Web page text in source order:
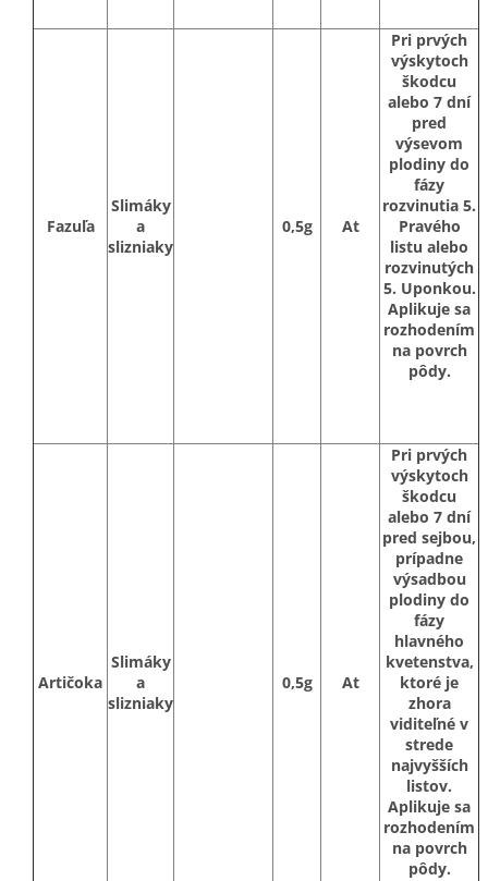
Fazuľa
Slimáky
a
slizniaky
0,5g At
Pri prvých
výskytoch
škodcu
alebo 7 dní
pred
výsevom
plodiny do
fázy
rozvinutia 5.
Pravého
listu alebo
rozvinutých
5. Uponkou.
Aplikuje sa
rozhodením
na povrch
pôdy.
Artičoka
Slimáky
a
slizniaky
0,5g At
Pri prvých
výskytoch
škodcu
alebo 7 dní
pred sejbou,
prípadne
výsadbou
plodiny do
fázy
hlavného
kvetenstva,
ktoré je
zhora
viditeľné v
strede
najvyšších
listov.
Aplikuje sa
rozhodením
na povrch
pôdy.